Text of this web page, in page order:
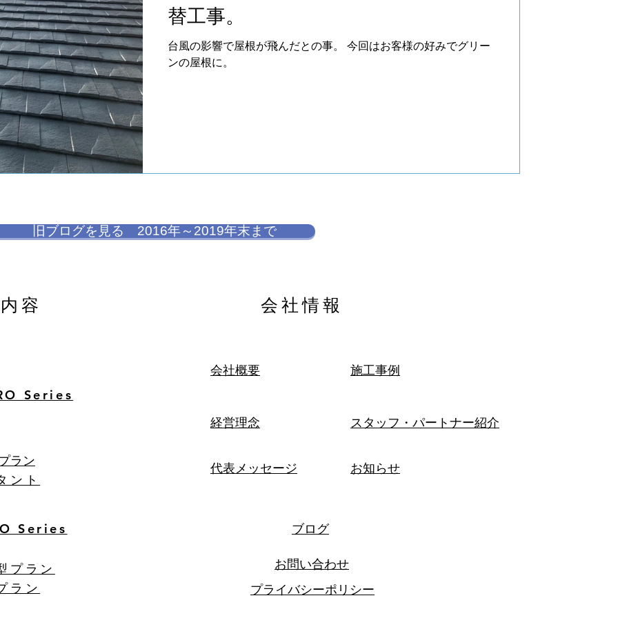
替工事。
台風の影響で屋根が飛んだとの事。 今回はお客様の好みでグリー
ンの屋根に。
旧ブログを見る 2016年～2019年末まで
​お問い合わせ
プライバシーポリシー
容 会社情報
​会社概要
施工事例
Series
ラン
ント
Series
経営理念 スタッフ・パートナー紹介
代表メッセージ お知らせ
ブログ
プラン
ラン